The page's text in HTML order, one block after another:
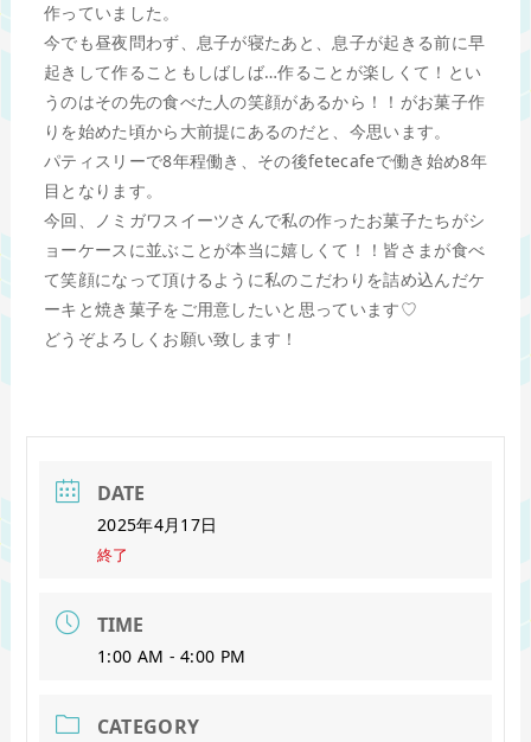
作っていました。
今でも昼夜問わず、息子が寝たあと、息子が起きる前に早
起きして作ることもしばしば…作ることが楽しくて！とい
うのはその先の食べた人の笑顔があるから！！がお菓子作
りを始めた頃から大前提にあるのだと、今思います。
パティスリーで8年程働き、その後fetecafeで働き始め8年
目となります。
今回、ノミガワスイーツさんで私の作ったお菓子たちがシ
ョーケースに並ぶことが本当に嬉しくて！！皆さまが食べ
て笑顔になって頂けるように私のこだわりを詰め込んだケ
ーキと焼き菓子をご用意したいと思っています♡
どうぞよろしくお願い致します！
DATE
2025年4月17日
終了
TIME
1:00 AM - 4:00 PM
CATEGORY